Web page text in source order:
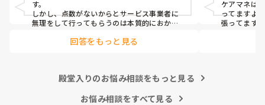
す。
しかし、点数がないからとサービス事業者に
無理をして行ってもらうのは本質的におかし
ますし、ケアマネには終わらないので、それ
回答をもっと見る
ケアマネは
ってますよ
張ってます
殿堂入りのお悩み相談をもっと見る
お悩み相談をすべて見る